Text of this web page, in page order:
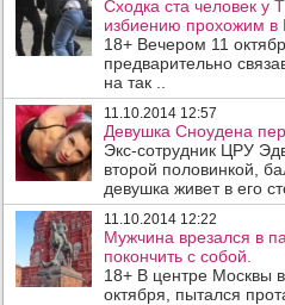
Сходка ста человек у
избиению прохожим в
18+ Вечером 11
предварительно
на так ..
11.10.2014 12:57
Девушка Сноудена
Экс-сотрудник ЦРУ
второй половинкой,
девушка живет в его
11.10.2014 12:22
Мужчина врезался в
покончить с собой.
18+ В центре Москвы
октября, пытался